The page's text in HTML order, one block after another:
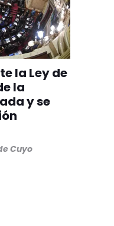
la Ley de
la
y se
Cuyo